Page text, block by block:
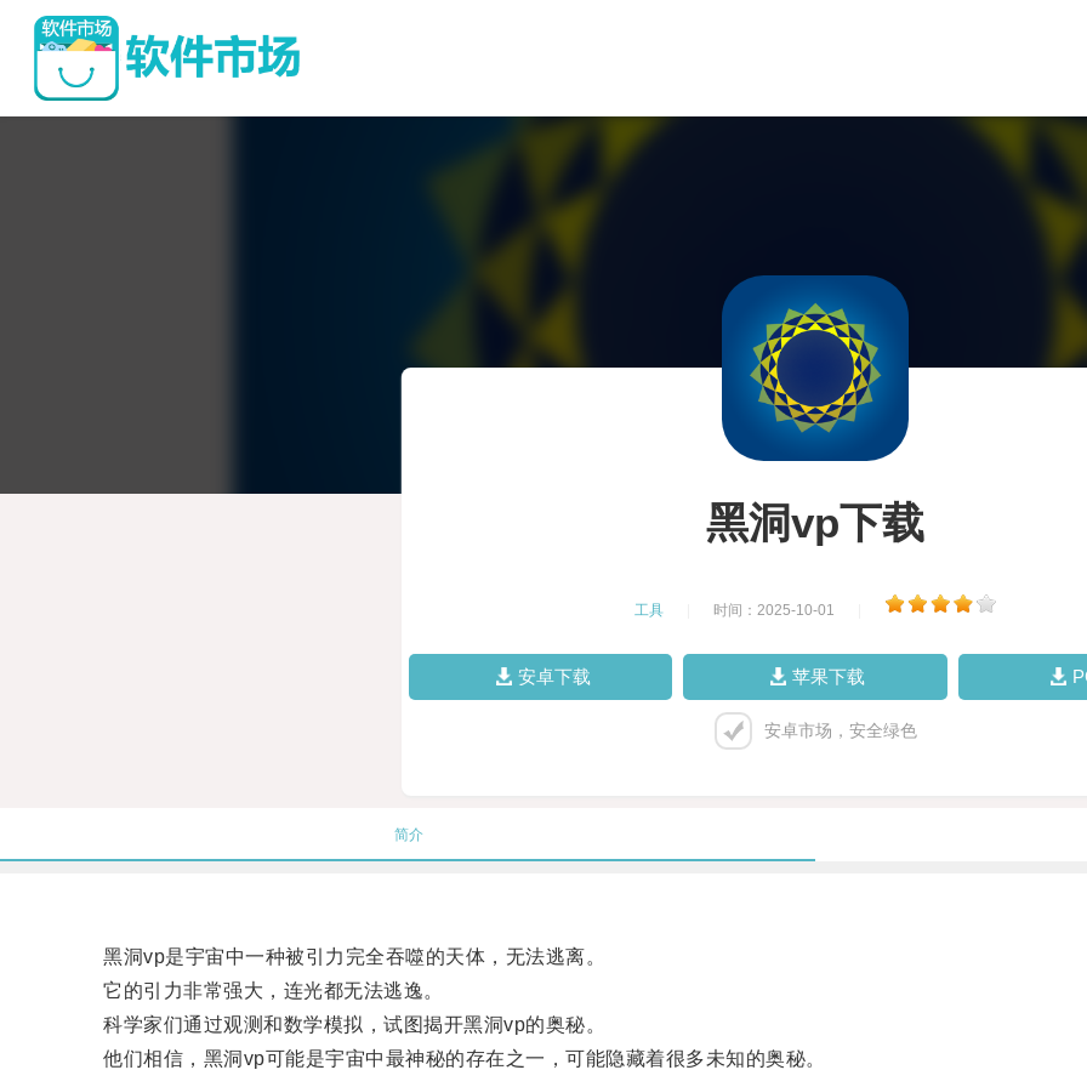
黑洞vp下载
工具 时间：2025-10-01
安卓下载 苹果下载
安卓市场，安全绿色
简介
黑洞vp是宇宙中一种被引力完全吞噬的天体，无法逃离。
它的引力非常强大，连光都无法逃逸。
科学家们通过观测和数学模拟，试图揭开黑洞vp的奥秘。
他们相信，黑洞vp可能是宇宙中最神秘的存在之一，可能隐藏着很多未知的奥秘。